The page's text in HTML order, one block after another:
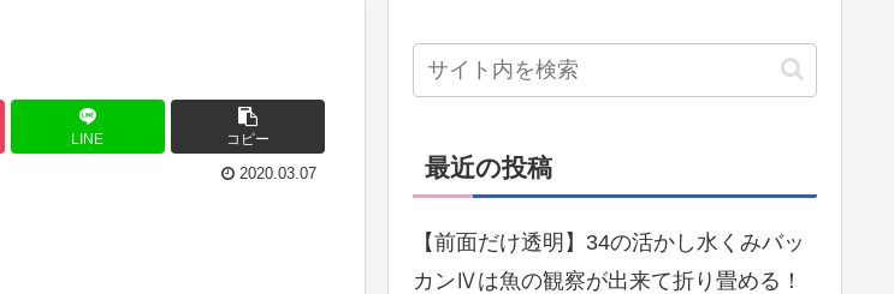
LINE コピー
2020.03.07 最近の投稿
【前面だけ透明】34の活かし水くみバッ
カンⅣは魚の観察が出来て折り畳める！